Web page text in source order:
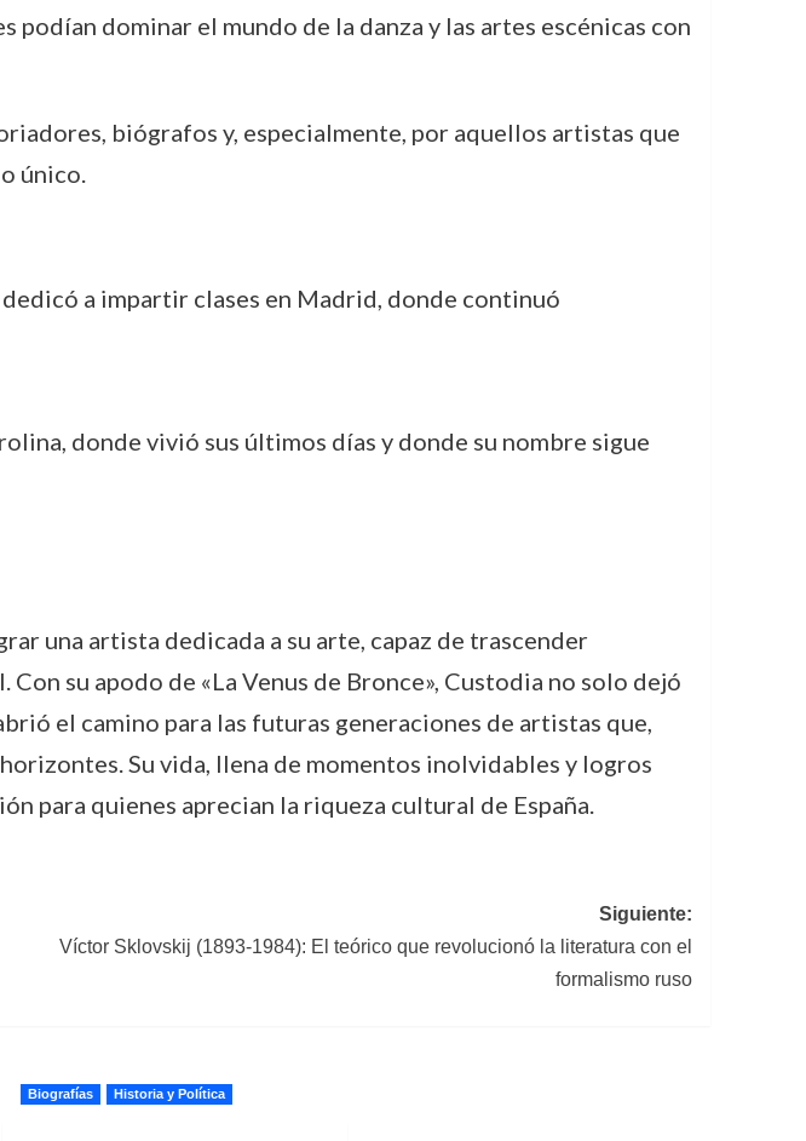
dominar el mundo de la danza y las artes escénicas con
biógrafos y, especialmente, por aquellos artistas que
único.
a impartir clases en Madrid, donde continuó
donde vivió sus últimos días y donde su nombre sigue
una artista dedicada a su arte, capaz de trascender
su apodo de «La Venus de Bronce», Custodia no solo dejó
el camino para las futuras generaciones de artistas que,
Su vida, llena de momentos inolvidables y logros
para quienes aprecian la riqueza cultural de España.
Siguiente:
Víctor Sklovskij (1893-1984): El teórico que revolucionó la literatura con el
formalismo ruso
Biografías Historia y Política